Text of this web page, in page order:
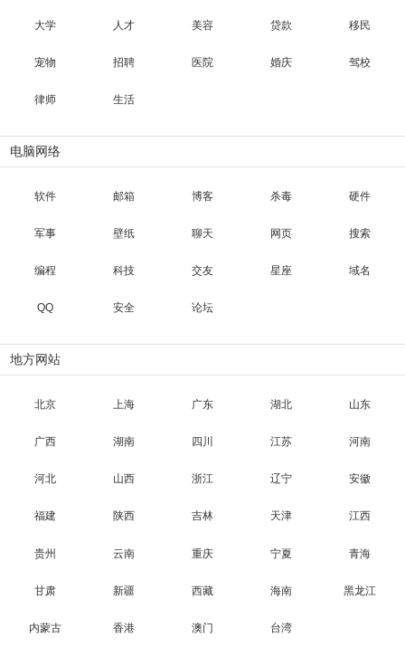
大学 人才 美容 贷款 移民
宠物 招聘 医院 婚庆 驾校
律师 生活
电脑网络
软件 邮箱 博客 杀毒 硬件
军事 壁纸 聊天 网页 搜索
编程 科技 交友 星座 域名
QQ 安全 论坛
地方网站
北京 上海 广东 湖北 山东
广西 湖南 四川 江苏 河南
河北 山西 浙江 辽宁 安徽
福建 陕西 吉林 天津 江西
贵州 云南 重庆 宁夏 青海
甘肃 新疆 西藏 海南 黑龙江
内蒙古 香港 澳门 台湾